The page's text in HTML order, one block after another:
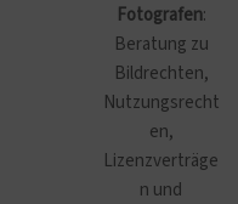
Fotografen:
Beratung zu
Bildrechten,
Nutzungsrecht
en,
Lizenzverträge
n und